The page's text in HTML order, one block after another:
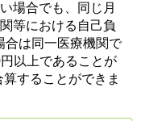
場合でも、同じ月
等における自己負
合は同一医療機関で
以上であることが
することができま